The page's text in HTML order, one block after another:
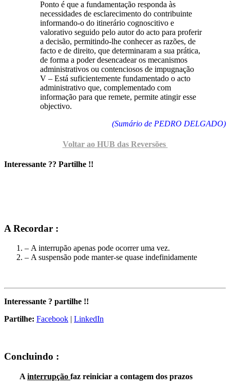
Ponto é que a fundamentação responda às
necessidades de esclarecimento do contribuinte
informando-o do itinerário cognoscitivo e
valorativo seguido pelo autor do acto para proferir
a decisão, permitindo-lhe conhecer as razões, de
facto e de direito, que determinaram a sua prática,
de forma a poder desencadear os mecanismos
administrativos ou contenciosos de impugnação
V – Está suficientemente fundamentado o acto
administrativo que, complementado com
informação para que remete, permite atingir esse
objectivo.
(Sumário de PEDRO DELGADO)
Voltar ao HUB das Reversões
Interessante ?? Partilhe !!
A Recordar :
– A interrupão apenas pode ocorrer uma vez.
– A suspensão pode manter-se quase indefinidamente
Interessante ? partilhe !!
Partilhe: Facebook | LinkedIn
Concluindo :
A interrupção faz reiniciar a contagem dos prazos